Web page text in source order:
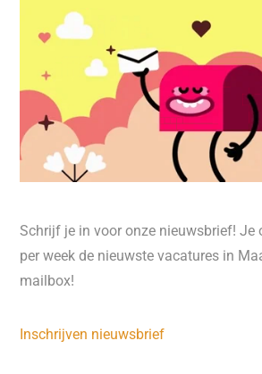
Schrijf je in voor onze nieuwsbrief! Je
per week de nieuwste vacatures in
mailbox!
Inschrijven nieuwsbrief